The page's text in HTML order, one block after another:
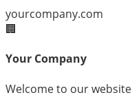
yourcompany.com
🏢
Your Company
Welcome to our website